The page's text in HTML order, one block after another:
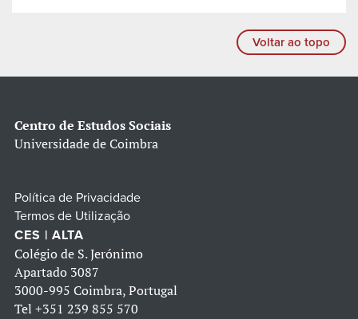
Voltar ao topo
Centro de Estudos Sociais
Universidade de Coimbra
Política de Privacidade
Termos de Utilização
CES | ALTA
Colégio de S. Jerónimo
Apartado 3087
3000-995 Coimbra, Portugal
Tel +351 239 855 570